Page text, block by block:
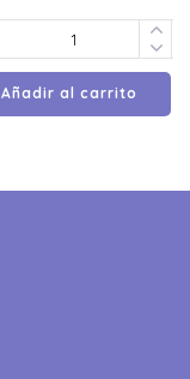
Añadir al carrito